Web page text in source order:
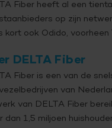
Fiber heeft al een
op zijn
kort ook Odido, voorheen
DELTA Fiber
Fiber is een van de
van
van DELTA Fiber
dan 1,5 miljoen